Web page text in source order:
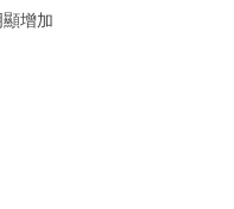
增加